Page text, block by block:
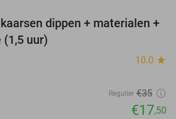
50%
dippen + materialen +
(1,5 uur)
10.0 star
Regulier €35
€17,50